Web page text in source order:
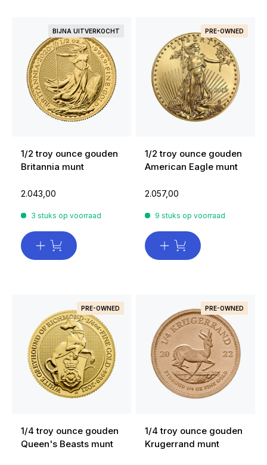
BIJNA UITVERKOCHT
1/2 troy ounce gouden
Britannia munt
2.043,00
3 stuks op voorraad
PRE-OWNED
1/2 troy ounce gouden
American Eagle munt
2.057,00
9 stuks op voorraad
PRE-OWNED
1/4 troy ounce gouden
Queen's Beasts munt
PRE-OWNED
1/4 troy ounce gouden
Krugerrand munt